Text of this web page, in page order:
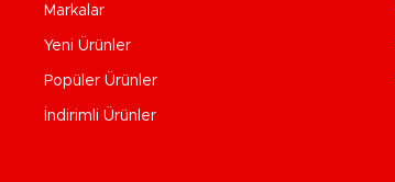
Markalar
Yeni Ürünler
Popüler Ürünler
İndirimli Ürünler